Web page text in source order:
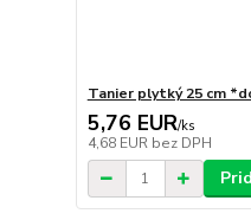
Tanier plytký 25 cm
5,76 EUR/ks
4,68 EUR bez DPH